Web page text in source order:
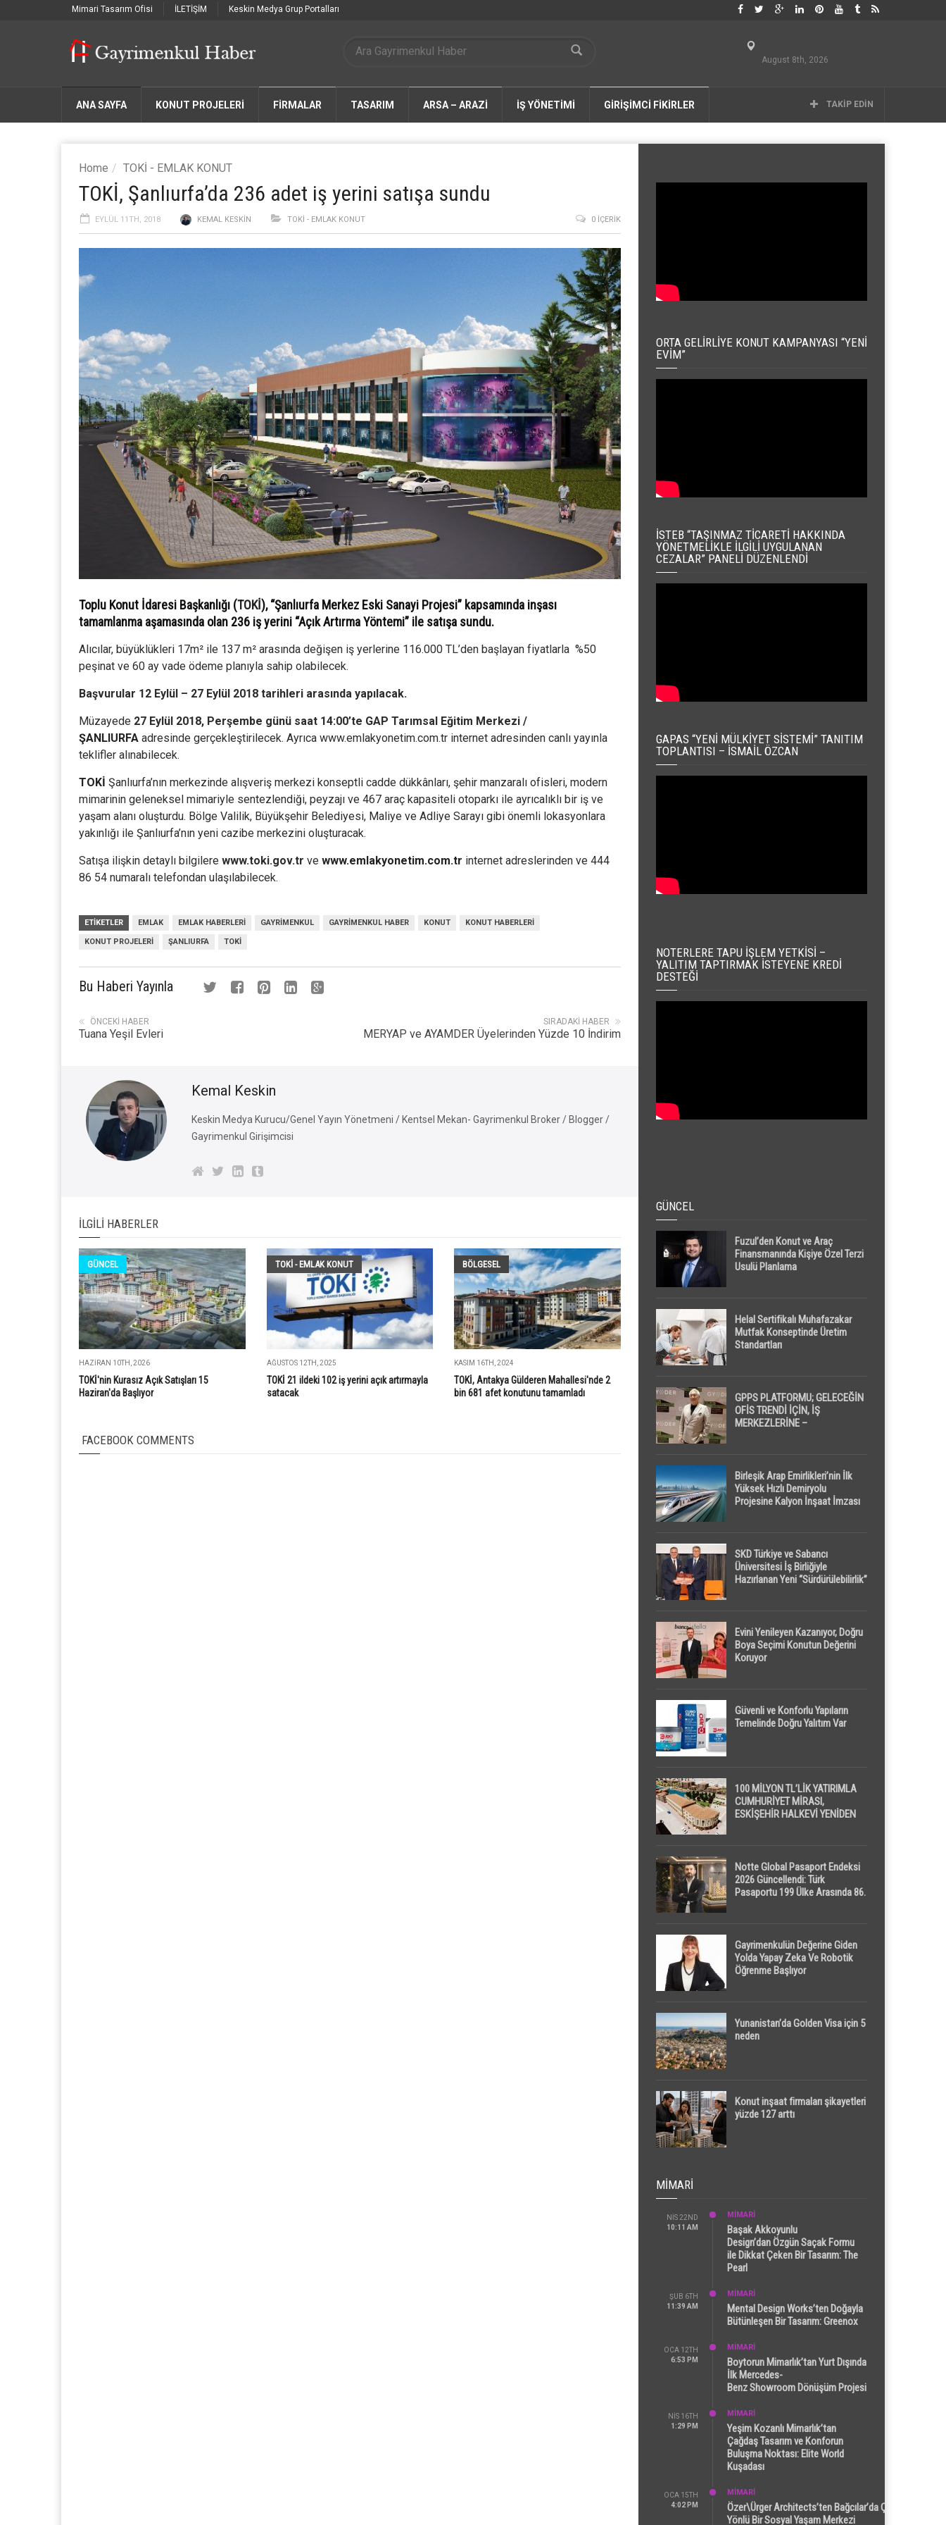
Mimari Tasarım Ofisi İLETİŞİM Keskin Medya Grup Portalları
August 8th, 2026
ANA SAYFA KONUT PROJELERİ FIRMALAR TASARIM ARSA – ARAZİ İŞ YÖNETİMİ GİRİŞİMCİ FİKİRLER TAKIP EDIN
Home TOKİ - EMLAK KONUT
TOKİ, Şanlıurfa’da 236 adet iş yerini satışa sundu
EYLÜL 11TH, 2018 KEMAL KESKIN TOKİ - EMLAK KONUT 0 İÇERIK
Toplu Konut İdaresi Başkanlığı (TOKİ), “Şanlıurfa Merkez Eski Sanayi Projesi” kapsamında inşası
tamamlanma aşamasında olan 236 iş yerini “Açık Artırma Yöntemi” ile satışa sundu.
Alıcılar, büyüklükleri 17m² ile 137 m² arasında değişen iş yerlerine 116.000 TL’den başlayan fiyatlarla %50
peşinat ve 60 ay vade ödeme planıyla sahip olabilecek.
Başvurular 12 Eylül – 27 Eylül 2018 tarihleri arasında yapılacak.
Müzayede 27 Eylül 2018, Perşembe günü saat 14:00’te GAP Tarımsal Eğitim Merkezi /
ŞANLIURFA adresinde gerçekleştirilecek. Ayrıca www.emlakyonetim.com.tr internet adresinden canlı yayınla
teklifler alınabilecek.
TOKİ Şanlıurfa’nın merkezinde alışveriş merkezi konseptli cadde dükkânları, şehir manzaralı ofisleri, modern
mimarinin geleneksel mimariyle sentezlendiği, peyzajı ve 467 araç kapasiteli otoparkı ile ayrıcalıklı bir iş ve
yaşam alanı oluşturdu. Bölge Valilik, Büyükşehir Belediyesi, Maliye ve Adliye Sarayı gibi önemli lokasyonlara
yakınlığı ile Şanlıurfa’nın yeni cazibe merkezini oluşturacak.
Satışa ilişkin detaylı bilgilere www.toki.gov.tr ve www.emlakyonetim.com.tr internet adreslerinden ve 444
86 54 numaralı telefondan ulaşılabilecek.
ETIKETLER EMLAK EMLAK HABERLERI GAYRIMENKUL GAYRIMENKUL HABER KONUT KONUT HABERLERI
KONUT PROJELERI ŞANLIURFA TOKI
Bu Haberi Yayınla
SIRADAKI HABER
MERYAP ve AYAMDER Üyelerinden Yüzde 10 İndirim
ÖNCEKI HABER
Tuana Yeşil Evleri
Kemal Keskin
Keskin Medya Kurucu/Genel Yayın Yönetmeni / Kentsel Mekan- Gayrimenkul Broker / Blogger /
Gayrimenkul Girişimcisi
İLGILI HABERLER
GÜNCEL
HAZIRAN 10TH, 2026
TOKİ'nin Kurasız Açık Satışları 15
Haziran'da Başlıyor
TOKİ - EMLAK KONUT
AĞUSTOS 12TH, 2025
TOKİ 21 ildeki 102 iş yerini açık artırmayla
satacak
BÖLGESEL
KASIM 16TH, 2024
TOKİ, Antakya Gülderen Mahallesi'nde 2
bin 681 afet konutunu tamamladı
FACEBOOK COMMENTS
ORTA GELIRLIYE KONUT KAMPANYASI “YENI
EVIM”
İSTEB “TAŞINMAZ TICARETI HAKKINDA
YÖNETMELIKLE İLGILI UYGULANAN
CEZALAR” PANELI DÜZENLENDI
GAPAS “YENI MÜLKIYET SISTEMI” TANITIM
TOPLANTISI – İSMAIL ÖZCAN
NOTERLERE TAPU İŞLEM YETKISI –
YALITIM TAPTIRMAK İSTEYENE KREDI
DESTEĞI
GÜNCEL
Fuzul’den Konut ve Araç
Finansmanında Kişiye Özel Terzi
Usulü Planlama
Helal Sertifikalı Muhafazakar
Mutfak Konseptinde Üretim
Standartları
GPPS PLATFORMU; GELECEĞİN
OFİS TRENDİ İÇİN, İŞ
MERKEZLERİNE –
Birleşik Arap Emirlikleri’nin İlk
Yüksek Hızlı Demiryolu
Projesine Kalyon İnşaat İmzası
SKD Türkiye ve Sabancı
Üniversitesi İş Birliğiyle
Hazırlanan Yeni “Sürdürülebilirlik”
Evini Yenileyen Kazanıyor, Doğru
Boya Seçimi Konutun Değerini
Koruyor
Güvenli ve Konforlu Yapıların
Temelinde Doğru Yalıtım Var
100 MİLYON TL’LİK YATIRIMLA
CUMHURİYET MİRASI,
ESKİŞEHİR HALKEVİ YENİDEN
Notte Global Pasaport Endeksi
2026 Güncellendi: Türk
Pasaportu 199 Ülke Arasında 86.
Gayrimenkulün Değerine Giden
Yolda Yapay Zeka Ve Robotik
Öğrenme Başlıyor
Yunanistan’da Golden Visa için 5
neden
Konut inşaat firmaları şikayetleri
yüzde 127 arttı
MIMARI
NIS 22ND
10:11 AM
MİMARİ
Başak Akkoyunlu
Design’dan Özgün Saçak Formu
ile Dikkat Çeken Bir Tasarım: The
Pearl
ŞUB 6TH
11:39 AM
MİMARİ
Mental Design Works’ten Doğayla
Bütünleşen Bir Tasarım: Greenox
OCA 12TH
6:53 PM
MİMARİ
Boytorun Mimarlık’tan Yurt Dışında
İlk Mercedes-
Benz Showroom Dönüşüm Projesi
NIS 16TH
1:29 PM
MİMARİ
Yeşim Kozanlı Mimarlık’tan
Çağdaş Tasarım ve Konforun
Buluşma Noktası: Elite World
Kuşadası
OCA 15TH
4:02 PM
MİMARİ
Özer\Ürger Architects’ten Bağcılar’da Çok
Yönlü Bir Sosyal Yaşam Merkezi